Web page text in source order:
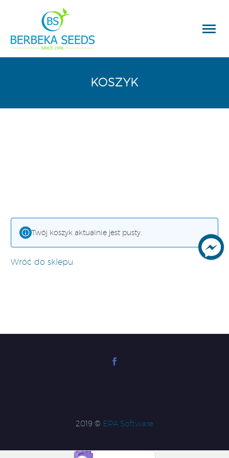
Wyszukiwarka
produktów
KOSZYK
Twój koszyk aktualnie jest pusty.
Wróć do sklepu
2019 © EPA Software